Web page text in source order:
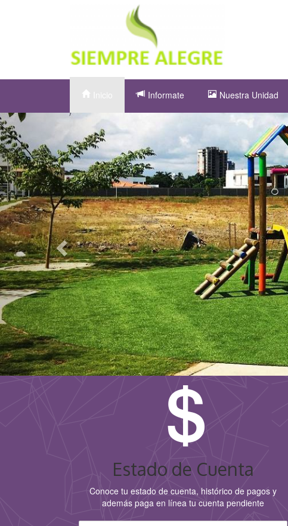
Inicio Informate Nuestra Unidad
Anterior
Estado de Cuenta
Conoce tu estado de cuenta, histórico de pagos y
además paga en línea tu cuenta pendiente